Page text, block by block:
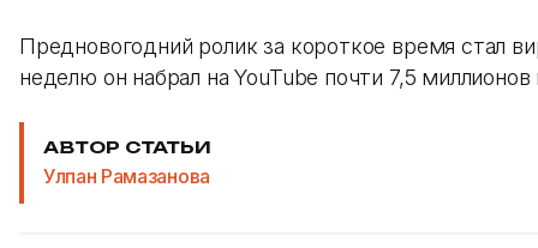
Предновогодний ролик за короткое время стал
неделю он набрал на YouTube почти 7,5
АВТОР СТАТЬИ
Улпан Рамазанова